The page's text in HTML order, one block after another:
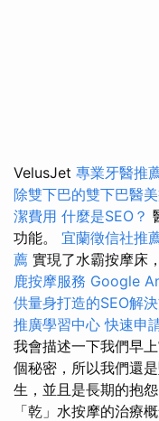
VelusJet 專業牙醫推
除雙下巴的雙下巴醫
潔費用 什麼是SEO？
功能。 宜蘭徵信社推
薦 實現了水霸按摩床
鹿按摩服務 Google
供量身打造的SEO解
推廣學習中心 快速申
我會描述一下我們早
個秘密，所以我們還
生，並且是長期的抱怨
「乾」水按摩的治療